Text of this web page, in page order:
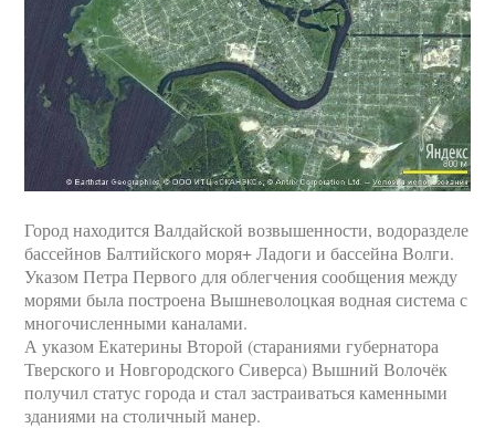
Город находится Валдайской возвышенности, водоразделе
бассейнов Балтийского моря+ Ладоги и бассейна Волги.
Указом Петра Первого для облегчения сообщения между
морями была построена Вышневолоцкая водная система с
многочисленными каналами.
А указом Екатерины Второй (стараниями губернатора
Тверского и Новгородского Сиверса) Вышний Волочёк
получил статус города и стал застраиваться каменными
зданиями на столичный манер.